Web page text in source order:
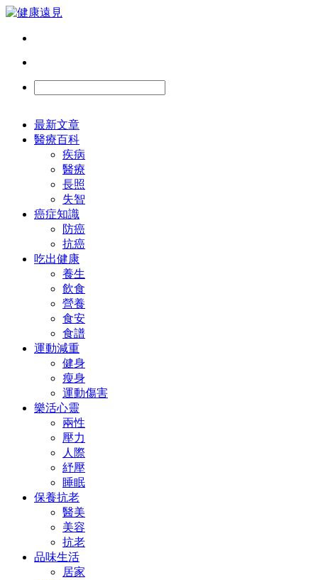
最新文章
醫療百科
疾病
醫療
長照
失智
癌症知識
防癌
抗癌
吃出健康
養生
飲食
營養
食安
食譜
運動減重
健身
瘦身
運動傷害
樂活心靈
兩性
壓力
人際
紓壓
睡眠
保養抗老
醫美
美容
抗老
品味生活
居家